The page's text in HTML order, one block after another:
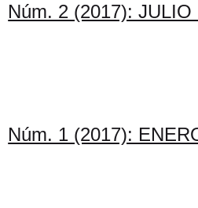
Núm. 2 (2017):
Núm. 1 (2017):